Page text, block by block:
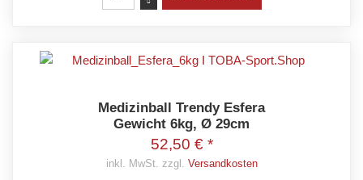
Medizinball Trendy Esfera
Gewicht 6kg, Ø 29cm
52,50 € *
inkl. MwSt. zzgl. Versandkosten